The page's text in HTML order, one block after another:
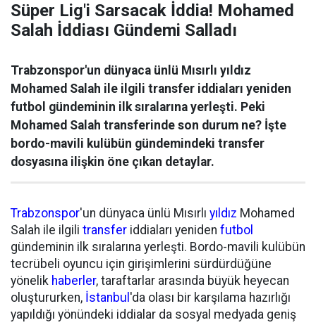
Süper Lig'i Sarsacak İddia! Mohamed
Salah İddiası Gündemi Salladı
Trabzonspor'un dünyaca ünlü Mısırlı yıldız
Mohamed Salah ile ilgili transfer iddiaları yeniden
futbol gündeminin ilk sıralarına yerleşti. Peki
Mohamed Salah transferinde son durum ne? İşte
bordo-mavili kulübün gündemindeki transfer
dosyasına ilişkin öne çıkan detaylar.
Trabzonspor'un dünyaca ünlü Mısırlı yıldız Mohamed
Salah ile ilgili transfer iddiaları yeniden futbol
gündeminin ilk sıralarına yerleşti. Bordo-mavili kulübün
tecrübeli oyuncu için girişimlerini sürdürdüğüne
yönelik haberler, taraftarlar arasında büyük heyecan
oluştururken, İstanbul 'da olası bir karşılama hazırlığı
yapıldığı yönündeki iddialar da sosyal medyada geniş